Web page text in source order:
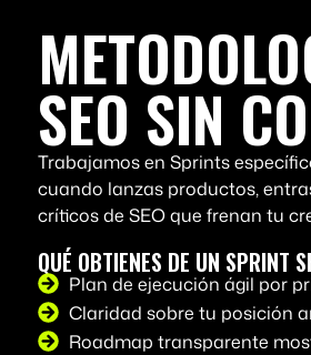
SEO SIN
Trabajamos en Sprints
cuando lanzas productos,
críticos de SEO que frenan tu
QUÉ OBTIENES DE UN SPRINT
Plan de ejecución ágil por
Claridad sobre tu posición
Roadmap transparente